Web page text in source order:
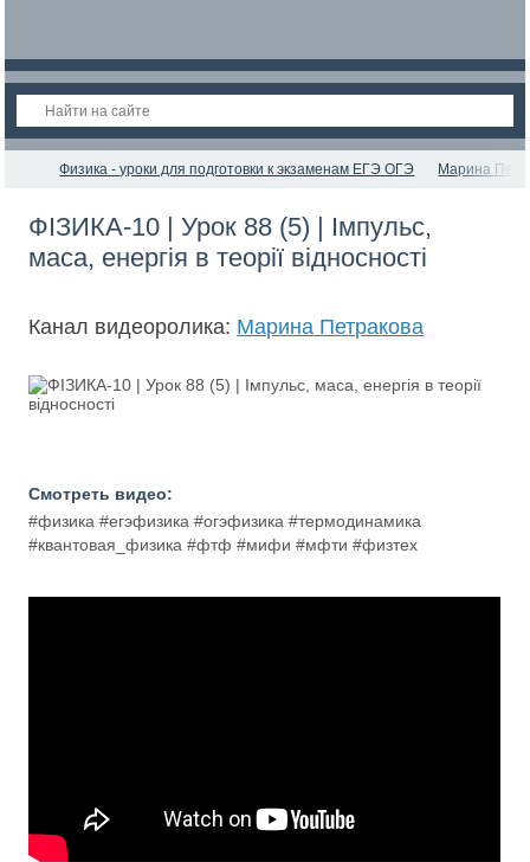
Физика - уроки для подготовки к экзаменам ЕГЭ ОГЭ Марина
ФІЗИКА-10 | Урок 88 (5) | Імпульс,
маса, енергія в теорії відносності
Канал видеоролика: Марина Петракова
Смотреть видео:
#физика #егэфизика #огэфизика #термодинамика
#квантовая_физика #фтф #мифи #мфти #физтех